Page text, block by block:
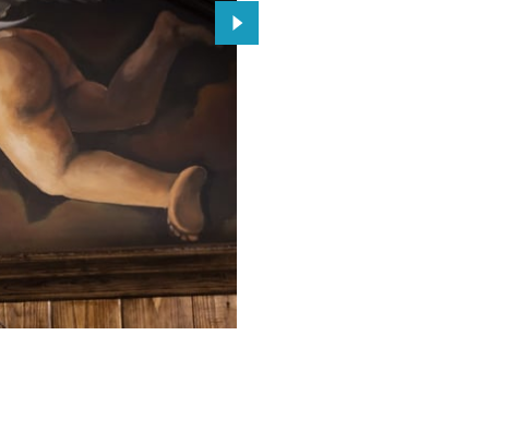
Przejdź do kolejnego zdjęcia.